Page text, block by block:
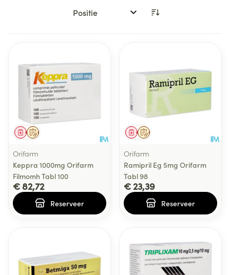
Sorteer op:
Op voorschrift
Geneesmiddel
Orifarm
Keppra 1000mg Orifarm
Filmomh Tabl 100
€ 82,72
Reserveer
Op voorschrift
Geneesmiddel
Orifarm
Ramipril Eg 5mg Orifarm
Tabl 98
€ 23,39
Reserveer